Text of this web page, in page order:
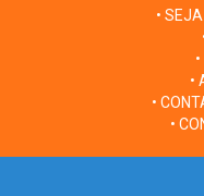
•
•
•
•